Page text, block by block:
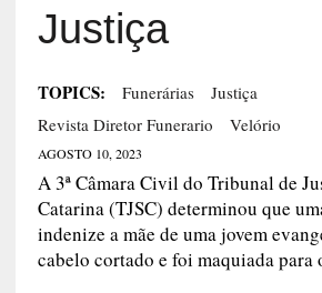
Justiça
TOPICS: Funerárias
Justiça
Revista Diretor Funerario
Velório
AGOSTO 10, 2023
A 3ª Câmara Civil do Tribunal de
Catarina (TJSC) determinou que
indenize a mãe de uma jovem
cabelo cortado e foi maquiada para